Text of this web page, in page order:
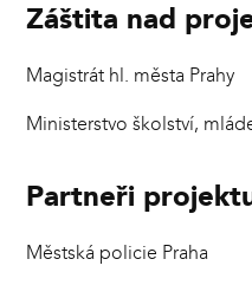
Záštita nad
Magistrát hl. města Prahy
Ministerstvo školství,
Partneři
Městská policie Praha